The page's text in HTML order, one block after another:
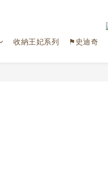
收納王妃系列 ⚑史迪奇